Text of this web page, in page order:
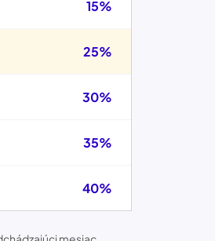
15%
25%
30%
35%
40%